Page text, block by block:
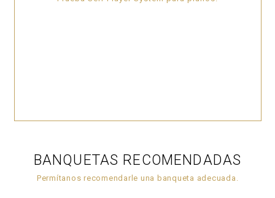
BANQUETAS RECOMENDADAS
Permítanos recomendarle una banqueta adecuada.